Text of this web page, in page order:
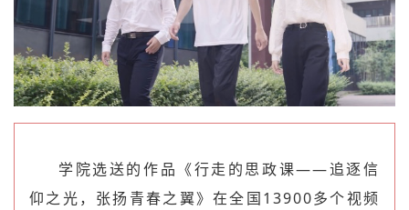
学院选送的作品《行走的思政课——追逐信
仰之光，张扬青春之翼》在全国13900多个视频